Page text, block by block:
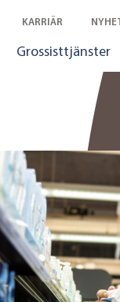
KARRIÄR
Grossisttjänster